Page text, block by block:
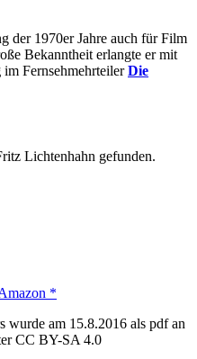
der 1970er Jahre auch für Film
Bekanntheit erlangte er mit
im FernsehmehrteilerDie
Lichtenhahn gefunden.
*
wurde am 15.8.2016 als pdf an
CC BY-SA 4.0